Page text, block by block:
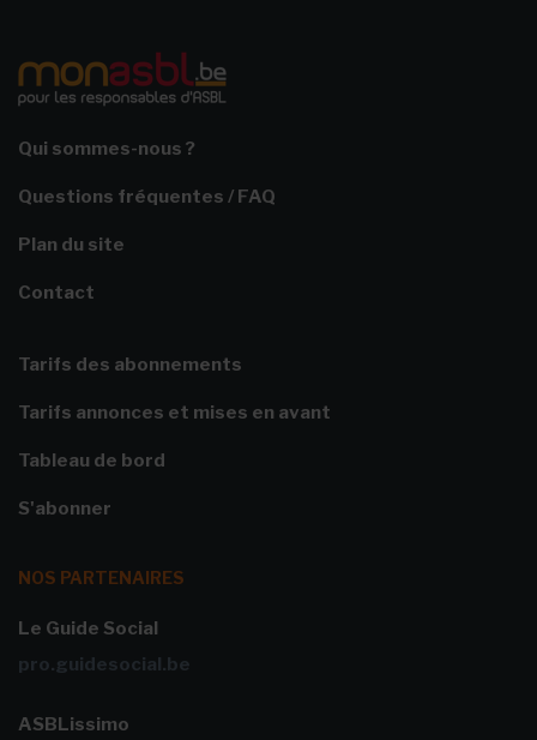
Qui sommes-nous ?
Questions fréquentes / FAQ
Plan du site
Contact
Tarifs des abonnements
Tarifs annonces et mises en avant
Tableau de bord
S'abonner
NOS PARTENAIRES
Le Guide Social
pro.guidesocial.be
ASBLissimo